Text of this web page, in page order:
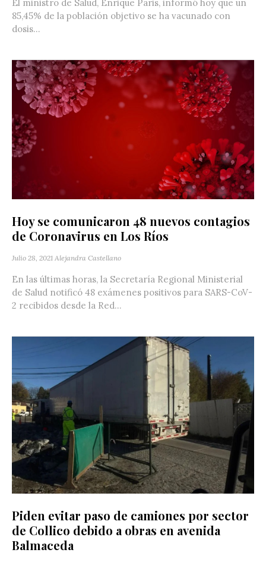
El ministro de Salud, Enrique Paris, informó hoy que un
85,45% de la población objetivo se ha vacunado con
dosis...
Hoy se comunicaron 48 nuevos contagios
de Coronavirus en Los Ríos
Julio 28, 2021 Alejandra Castellano
En las últimas horas, la Secretaría Regional Ministerial
de Salud notificó 48 exámenes positivos para SARS-CoV-
2 recibidos desde la Red...
Piden evitar paso de camiones por sector
de Collico debido a obras en avenida
Balmaceda